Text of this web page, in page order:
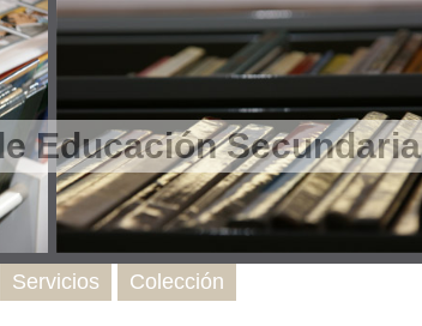
Educación Secundaria
Servicios Colección